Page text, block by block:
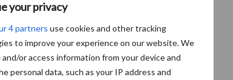
your privacy
4 partners use cookies and other tracking
to improve your experience on our website. We
or access information from your device and
personal data, such as your IP address and
zien dat zijn exterieur mogelijk verder